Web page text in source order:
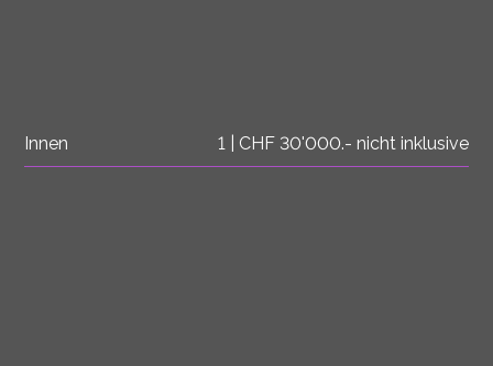
Innen 1 | CHF 30'000.- nicht inklusive